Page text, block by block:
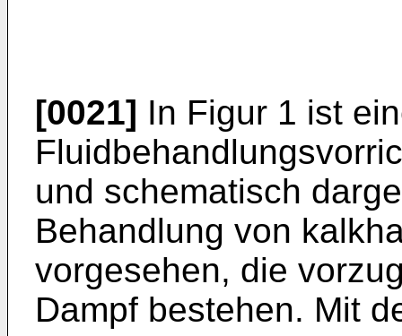
[0021] In Figur 1 ist
und schematisch
Behandlung von
vorgesehen, die
Dampf bestehen. Mit